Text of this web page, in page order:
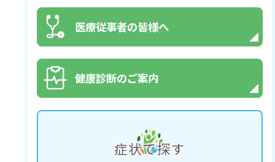
医療従事者の皆様へ
健康診断のご案内
症状で探す